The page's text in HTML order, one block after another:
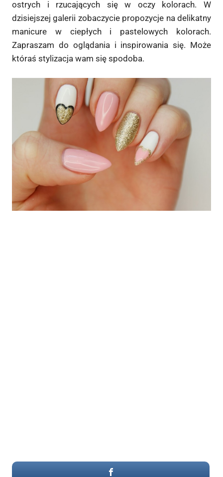
ostrych i rzucających się w oczy kolorach. W
dzisiejszej galerii zobaczycie propozycje na delikatny
manicure w ciepłych i pastelowych kolorach.
Zapraszam do oglądania i inspirowania się. Może
któraś stylizacja wam się spodoba.